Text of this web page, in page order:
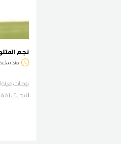
نجم
منذ
توصلت هيئة
النيجيري